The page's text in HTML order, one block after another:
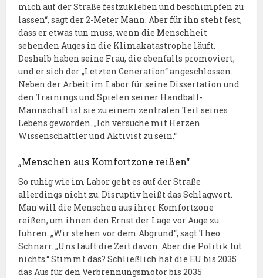
mich auf der Straße festzukleben und beschimpfen zu
lassen“, sagt der 2-Meter Mann. Aber für ihn steht fest,
dass er etwas tun muss, wenn die Menschheit
sehenden Auges in die Klimakatastrophe läuft.
Deshalb haben seine Frau, die ebenfalls promoviert,
und er sich der „Letzten Generation“ angeschlossen.
Neben der Arbeit im Labor für seine Dissertation und
den Trainings und Spielen seiner Handball-
Mannschaft ist sie zu einem zentralen Teil seines
Lebens geworden. „Ich versuche mit Herzen
Wissenschaftler und Aktivist zu sein.“
„Menschen aus Komfortzone reißen“
So ruhig wie im Labor geht es auf der Straße
allerdings nicht zu. Disruptiv heißt das Schlagwort.
Man will die Menschen aus ihrer Komfortzone
reißen, um ihnen den Ernst der Lage vor Auge zu
führen. „Wir stehen vor dem Abgrund“, sagt Theo
Schnarr. „Uns läuft die Zeit davon. Aber die Politik tut
nichts.“ Stimmt das? Schließlich hat die EU bis 2035
das Aus für den Verbrennungsmotor bis 2035